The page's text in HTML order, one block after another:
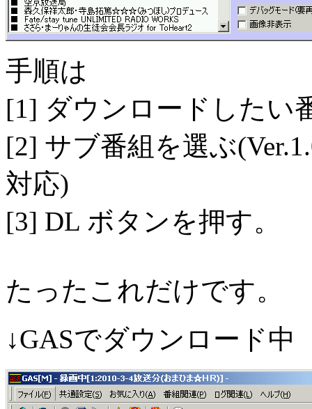
手順は
[1] ダウンロードしたい
[2] サブ番組を選ぶ
対応)
[3] DL ボタンを押す。
たったこれだけです。
↓GASでダウンロード中